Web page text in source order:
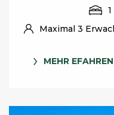
Maximal 3
MEHR EFAHREN